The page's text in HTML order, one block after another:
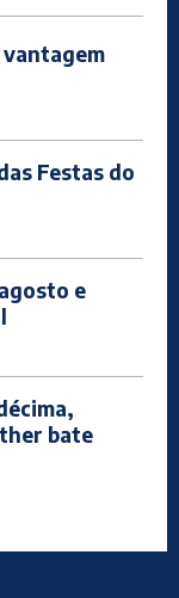
vantagem
Festas do
e
bate